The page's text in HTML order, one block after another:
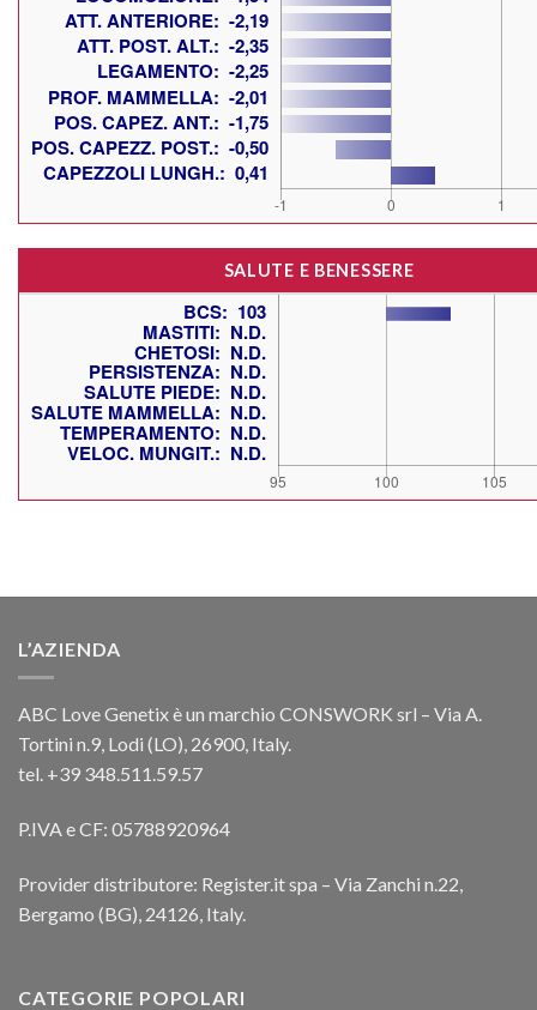
SALUTE E BENESSERE
L’AZIENDA
ABC Love Genetix è un marchio CONSWORK srl – Via A.
Tortini n.9, Lodi (LO), 26900, Italy.
tel. +39 348.511.59.57
P.IVA e CF: 05788920964
Provider distributore: Register.it spa – Via Zanchi n.22,
Bergamo (BG), 24126, Italy.
CATEGORIE POPOLARI